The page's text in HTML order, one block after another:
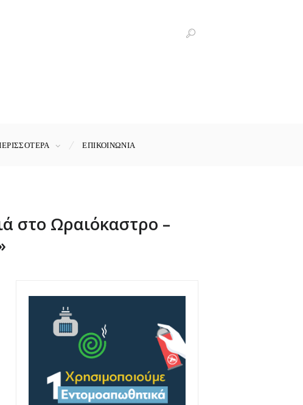
ΕΠΙΚΟΙΝΩΝΊΑ
στο Ωραιόκαστρο –